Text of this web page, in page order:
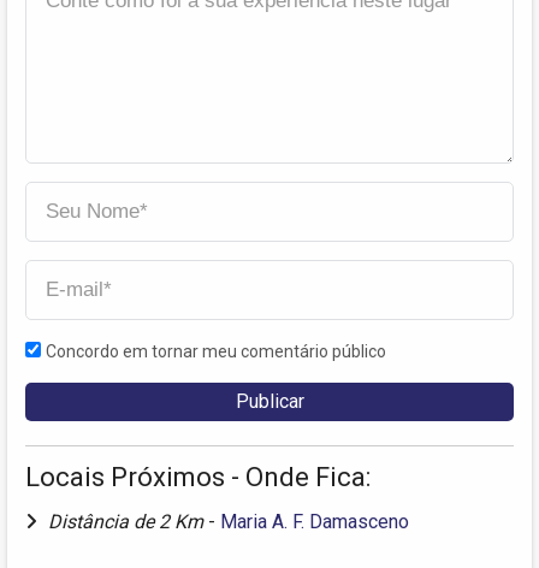
Concordo em tornar meu comentário público
Locais Próximos - Onde Fica:
Distância de 2 Km - Maria A. F. Damasceno